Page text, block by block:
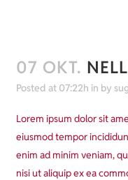
07 OKT.
Posted at 07:22h in by
Lorem ipsum dolor sit
eiusmod tempor
enim ad minim veniam,
nisi ut aliquip ex ea